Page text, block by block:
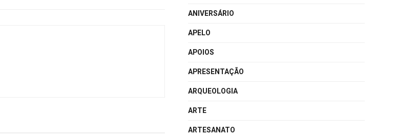
ANIVERSÁRIO
APELO
APOIOS
APRESENTAÇÃO
ARQUEOLOGIA
ARTE
ARTESANATO